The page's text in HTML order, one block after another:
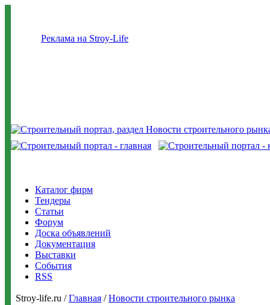
Реклама на Stroy-Life
Каталог фирм
Тендеры
Статьи
Форум
Доска объявлений
Документация
Выставки
События
RSS
Stroy-life.ru /Главная /Новости строительного рынка